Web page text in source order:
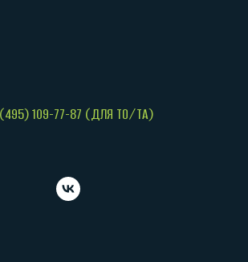
109-77-87 (ДЛЯ ТО/ТА)